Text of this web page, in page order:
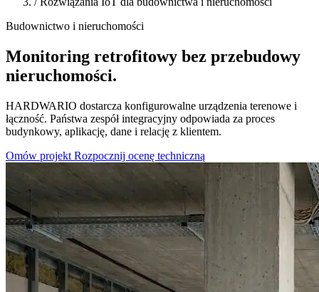
Budownictwo i nieruchomości
Monitoring retrofitowy bez przebudowy
nieruchomości.
HARDWARIO dostarcza konfigurowalne urządzenia terenowe i
łączność. Państwa zespół integracyjny odpowiada za proces
budynkowy, aplikację, dane i relację z klientem.
Omów projekt Rozpocznij ocenę techniczną